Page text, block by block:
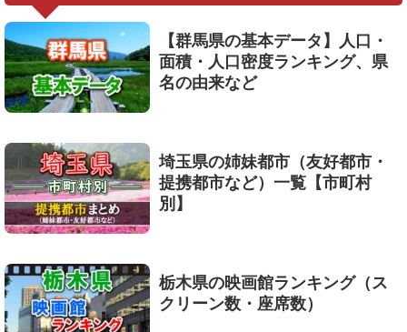
【群馬県の基本データ】人口・
面積・人口密度ランキング、県
名の由来など
埼玉県の姉妹都市（友好都市・
提携都市など）一覧【市町村
別】
栃木県の映画館ランキング（ス
クリーン数・座席数）